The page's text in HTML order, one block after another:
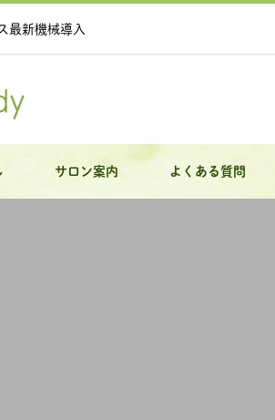
最新機械導入
サロン案内 よくある質問